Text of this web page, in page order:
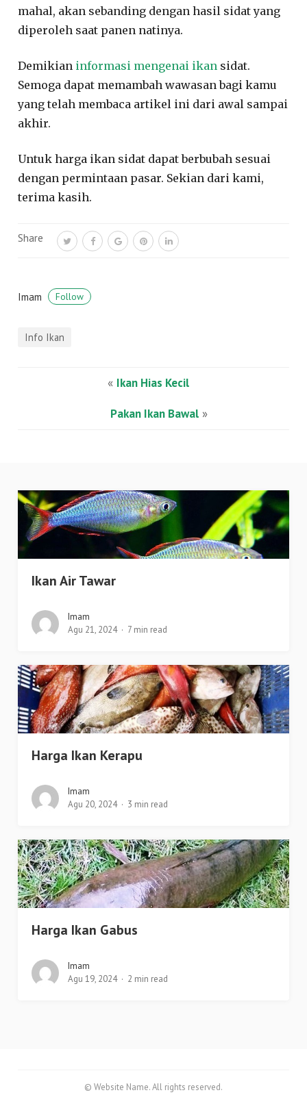
mahal, akan sebanding dengan hasil sidat yang
diperoleh saat panen natinya.
Demikian informasi mengenai ikan sidat.
Semoga dapat memambah wawasan bagi kamu
yang telah membaca artikel ini dari awal sampai
akhir.
Untuk harga ikan sidat dapat berbubah sesuai
dengan permintaan pasar. Sekian dari kami,
terima kasih.
Share
Imam Follow
Info Ikan
« Ikan Hias Kecil
Pakan Ikan Bawal»
Ikan Air Tawar
Imam
Agu 21, 2024
7 min read
Harga Ikan Kerapu
Imam
Agu 20, 2024
3 min read
Harga Ikan Gabus
Imam
Agu 19, 2024
2 min read
© Website Name. All rights reserved.